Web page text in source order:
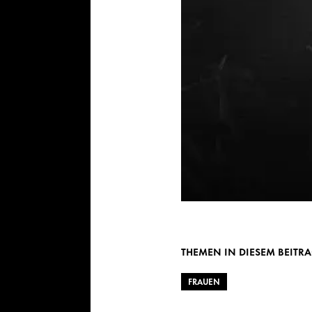
THEMEN IN DIESEM
FRAUEN